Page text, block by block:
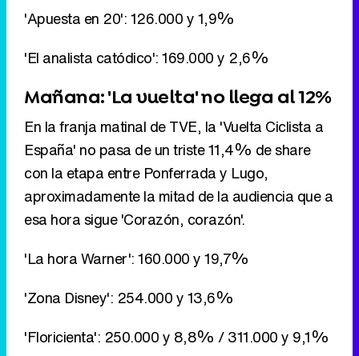
En la franja matinal de TVE, la 'Vuelta Ciclista a
con la etapa entre Ponferrada y Lugo,
aproximadamente la mitad de la audiencia que a
esa hora sigue 'Corazón, corazón'.
'La hora Warner': 160.000 y 19,7%
'Zona Disney': 254.000 y 13,6%
'Floricienta': 250.000 y 8,8% / 311.000 y 9,1%
'Cartelera': 441.000 y 10,6%
'Vuelta ciclista': 832.000 y 11,4%
'Para que veas': 1.377.000 y 13,5%